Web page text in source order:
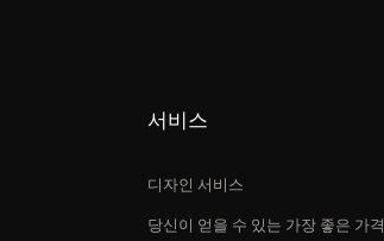
서비스
디자인 서비스
당신이 얻을 수 있는 가장 좋은 가격